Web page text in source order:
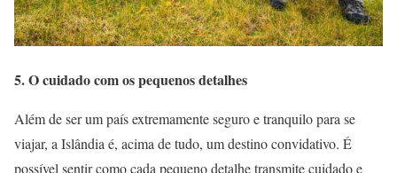
5. O cuidado com os pequenos detalhes
Além de ser um país extremamente seguro e tranquilo para se
viajar, a Islândia é, acima de tudo, um destino convidativo. É
possível sentir como cada pequeno detalhe transmite cuidado e